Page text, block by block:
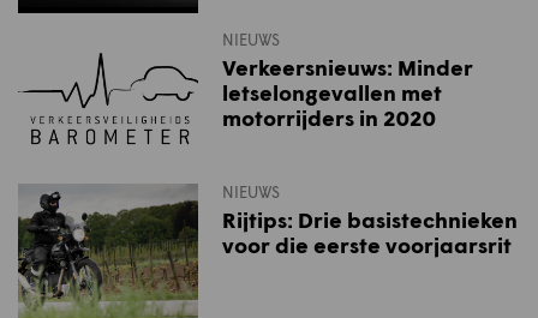
NIEUWS
Verkeersnieuws: Minder
letselongevallen met
motorrijders in 2020
NIEUWS
Rijtips: Drie basistechnieken
voor die eerste voorjaarsrit